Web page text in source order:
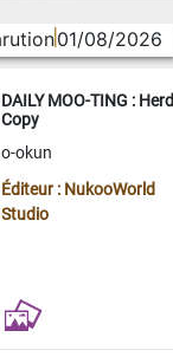
01/08/2026
DAILY MOO-TING : Herd
Copy
o-okun
Éditeur : NukooWorld
Studio